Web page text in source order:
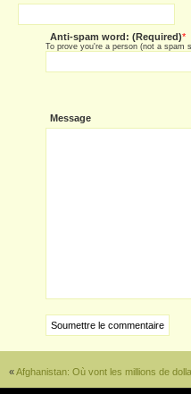
Anti-spam word: (Required)*
To prove you're a person (not a
Message
«Afghanistan: Où vont les millions de